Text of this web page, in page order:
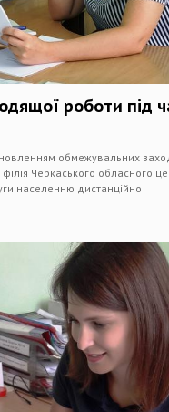
роботи під
обмежувальних
Черкаського обласного
населенню дистанційно